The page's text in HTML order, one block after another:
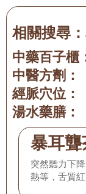
相關搜尋：
中藥百子櫃
中醫方劑：
經脈穴位：
湯水藥膳：
暴耳聾
突然聽力下
熱等，舌質紅